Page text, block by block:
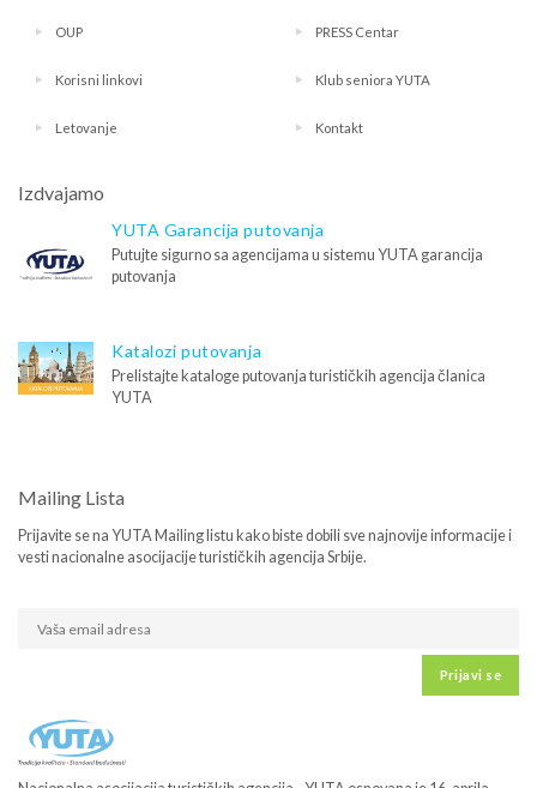
OUP PRESS Centar
Korisni linkovi Klub seniora YUTA
Letovanje Kontakt
Izdvajamo
YUTA Garancija putovanja
Putujte sigurno sa agencijama u sistemu YUTA garancija
putovanja
Katalozi putovanja
Prelistajte kataloge putovanja turističkih agencija članica
YUTA
Mailing Lista
Prijavite se na YUTA Mailing listu kako biste dobili sve najnovije informacije i
vesti nacionalne asocijacije turističkih agencija Srbije.
Prijavi se